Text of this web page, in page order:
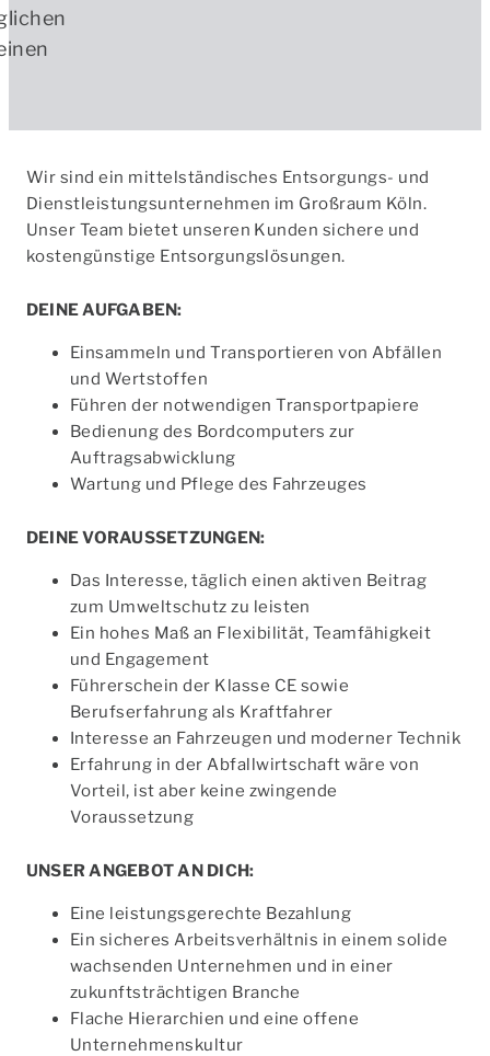
Wir sind ein mittelständisches Entsorgungs- und
Dienstleistungsunternehmen im Großraum Köln.
Unser Team bietet unseren Kunden sichere und
kostengünstige Entsorgungslösungen.
DEINE AUFGABEN:
Einsammeln und Transportieren von Abfällen
und Wertstoffen
Führen der notwendigen Transportpapiere
Bedienung des Bordcomputers zur
Auftragsabwicklung
Wartung und Pflege des Fahrzeuges
DEINE VORAUSSETZUNGEN:
Das Interesse, täglich einen aktiven Beitrag
zum Umweltschutz zu leisten
Ein hohes Maß an Flexibilität, Teamfähigkeit
und Engagement
Führerschein der Klasse CE sowie
Berufserfahrung als Kraftfahrer
Interesse an Fahrzeugen und moderner Technik
Erfahrung in der Abfallwirtschaft wäre von
Vorteil, ist aber keine zwingende
Voraussetzung
UNSER ANGEBOT AN DICH:
Eine leistungsgerechte Bezahlung
Ein sicheres Arbeitsverhältnis in einem solide
wachsenden Unternehmen und in einer
zukunftsträchtigen Branche
Flache Hierarchien und eine offene
Unternehmenskultur